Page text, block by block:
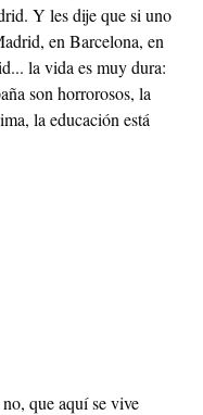
Y les dije que si uno
en Barcelona, en
la vida es muy dura:
son horrorosos, la
la educación está
que aquí se vive